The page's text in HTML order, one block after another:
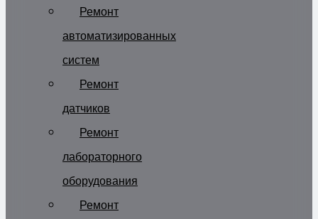
Ремонт
автоматизированных
систем
Ремонт
датчиков
Ремонт
лабораторного
оборудования
Ремонт